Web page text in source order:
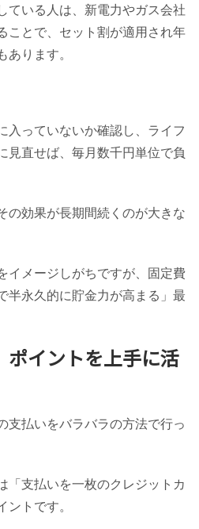
ている人は、新電力やガス会社
ことで、セット割が適用され年
ります。
入っていないか確認し、ライフ
見直せば、毎月数千円単位で負
の効果が長期間続くのが大きな
イメージしがちですが、固定費
半永久的に貯金力が高まる」最
ポイントを上手に活
支払いをバラバラの方法で行っ
「支払いを一枚のクレジットカ
トです。